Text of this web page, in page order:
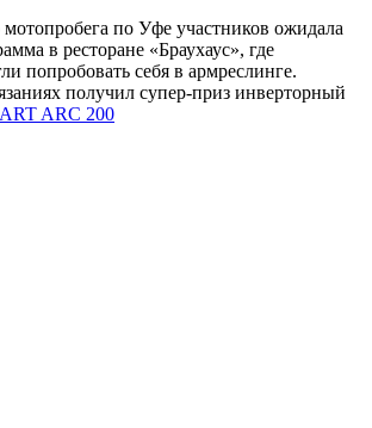
по Уфе участников ожидала
в ресторане «Браухаус», где
попробовать себя в армреслинге.
получил супер-приз инверторный
ARC 200